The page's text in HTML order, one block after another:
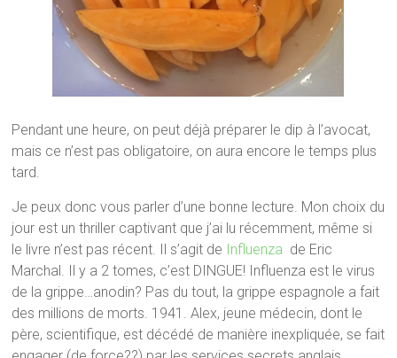
Pendant une heure, on peut déjà préparer le dip à l’avocat,
mais ce n’est pas obligatoire, on aura encore le temps plus
tard.
Je peux donc vous parler d’une bonne lecture. Mon choix du
jour est un thriller captivant que j’ai lu récemment, même si
le livre n’est pas récent. Il s’agit de Influenza de Eric
Marchal. Il y a 2 tomes, c’est DINGUE! Influenza est le virus
de la grippe…anodin? Pas du tout, la grippe espagnole a fait
des millions de morts. 1941. Alex, jeune médecin, dont le
père, scientifique, est décédé de manière inexpliquée, se fait